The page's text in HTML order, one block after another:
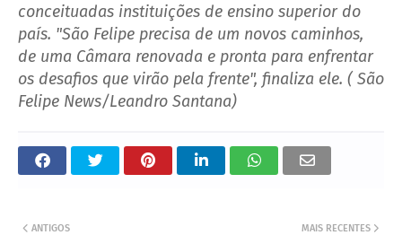
conceituadas instituições de ensino superior do
país. "São Felipe precisa de um novos caminhos,
de uma Câmara renovada e pronta para enfrentar
os desafios que virão pela frente", finaliza ele. ( São
Felipe News/Leandro Santana)
MAIS RECENTES
ANTIGOS